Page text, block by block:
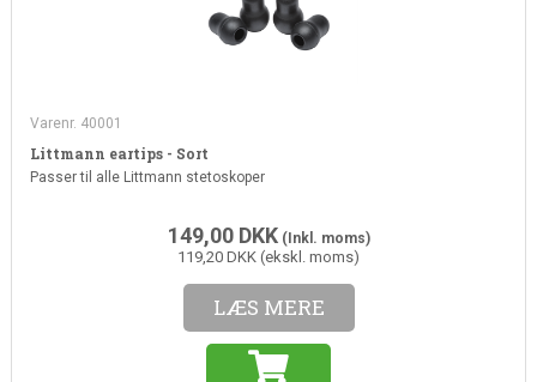
Varenr. 40001
Littmann eartips - Sort
Passer til alle Littmann stetoskoper
149,00 DKK(Inkl. moms)
119,20 DKK (ekskl. moms)
LÆS MERE